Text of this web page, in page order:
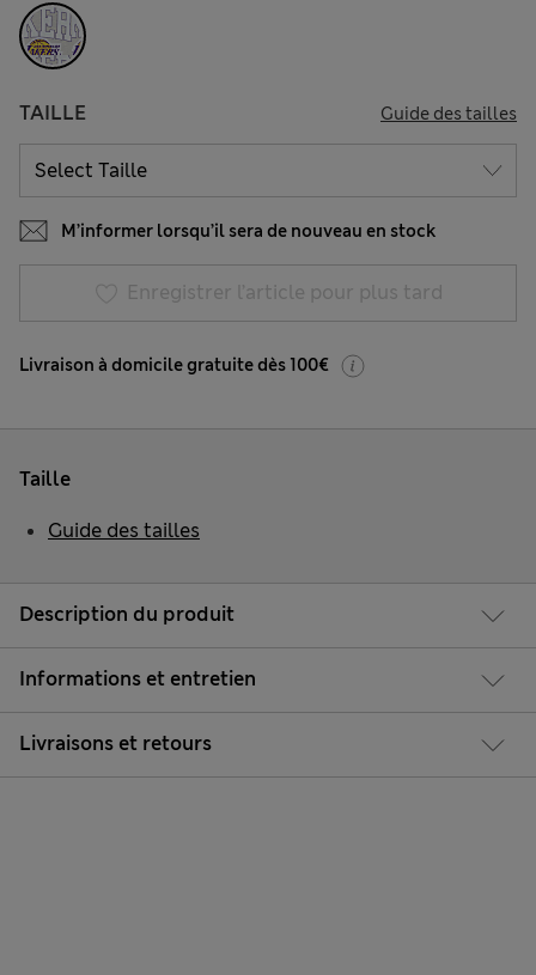
TAILLE Guide des tailles
M’informer lorsqu’il sera de nouveau en stock
Enregistrer l’article pour plus tard
Livraison à domicile gratuite dès 100€
Description du produit
Informations et entretien
Livraisons et retours
Taille
Guide des tailles